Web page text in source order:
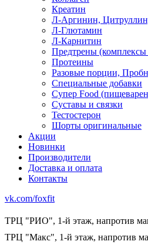
Креатин
Л-Аргинин,
Л-Глютамин
Л-Карнитин
Предтрены (комплексы
Протеины
Разовые порции,
Специальные добавки
Супер Food
Суставы и связки
Тестостерон
Шорты оригинальные
Акции
Новинки
Производители
Доставка и оплата
Контакты
vk.com/foxfit
ТРЦ "РИО", 1-й этаж, напротив
ТРЦ "Макс", 1-й этаж, напротив